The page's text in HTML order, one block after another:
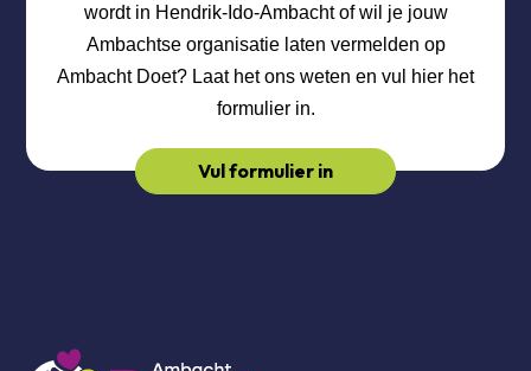
wordt in Hendrik-Ido-Ambacht of wil je jouw
Ambachtse organisatie laten vermelden op
Ambacht Doet? Laat het ons weten en vul hier het
formulier in.
Vul formulier in